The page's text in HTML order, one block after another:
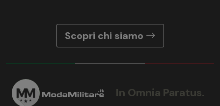
Scopri chi siamo
In Omnia Paratus.